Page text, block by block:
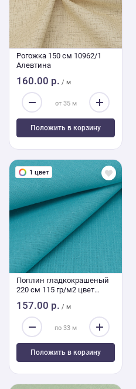
Рогожка 150 см 10962/1
Алевтина
160.00 р. / м
Положить в корзину
1 цвет
Поплин гладкокрашеный
220 см 115 гр/м2 цвет
157.00 р. / м
Положить в корзину